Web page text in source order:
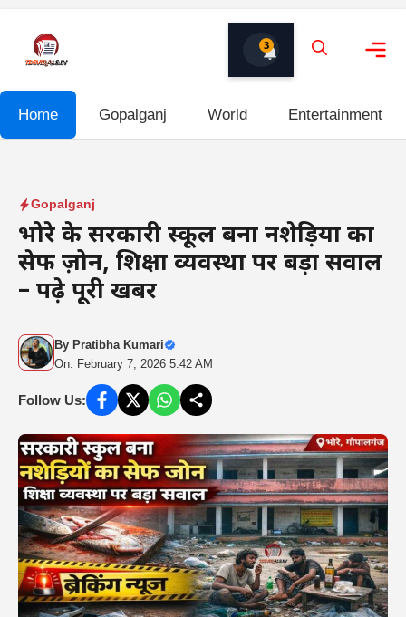
content
3
Home Gopalganj World Entertainment
Gopalganj
भोरे के सरकारी स्कूल बना नशेड़ियों का
सेफ ज़ोन, शिक्षा व्यवस्था पर बड़ा सवाल
– पढ़े पूरी खबर
By Pratibha Kumari
On: February 7, 2026 5:42 AM
Follow Us: